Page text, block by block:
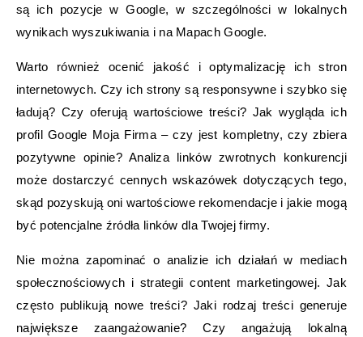
są ich pozycje w Google, w szczególności w lokalnych
wynikach wyszukiwania i na Mapach Google.
Warto również ocenić jakość i optymalizację ich stron
internetowych. Czy ich strony są responsywne i szybko się
ładują? Czy oferują wartościowe treści? Jak wygląda ich
profil Google Moja Firma – czy jest kompletny, czy zbiera
pozytywne opinie? Analiza linków zwrotnych konkurencji
może dostarczyć cennych wskazówek dotyczących tego,
skąd pozyskują oni wartościowe rekomendacje i jakie mogą
być potencjalne źródła linków dla Twojej firmy.
Nie można zapominać o analizie ich działań w mediach
społecznościowych i strategii content marketingowej. Jak
często publikują nowe treści? Jaki rodzaj treści generuje
największe zaangażowanie? Czy angażują lokalną